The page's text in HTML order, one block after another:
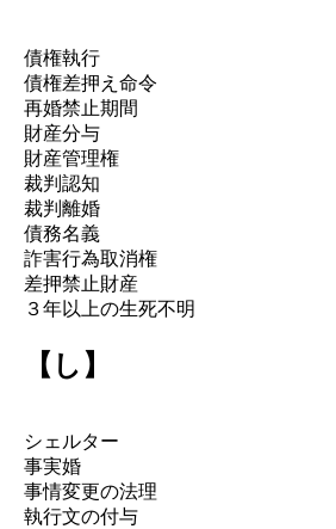
債権執行
債権差押え命令
再婚禁止期間
財産分与
財産管理権
裁判認知
裁判離婚
債務名義
詐害行為取消権
差押禁止財産
３年以上の生死不明
【し】
シェルター
事実婚
事情変更の法理
執行文の付与